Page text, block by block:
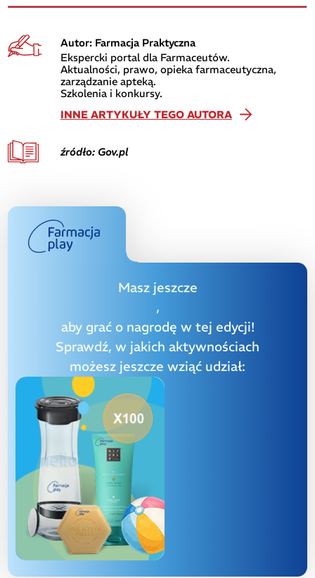
Autor: Farmacja Praktyczna
Ekspercki portal dla Farmaceutów.
Aktualności, prawo, opieka farmaceutyczna,
zarządzanie apteką.
Szkolenia i konkursy.
INNE ARTYKUŁY TEGO AUTORA
źródło: Gov.pl
Masz jeszcze
,
aby grać o nagrodę w tej edycji!
Sprawdź, w jakich aktywnościach
możesz jeszcze wziąć udział: